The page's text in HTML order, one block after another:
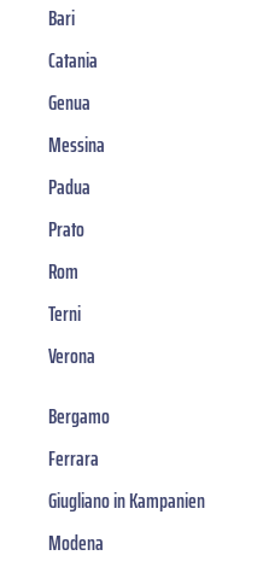
Bari
Catania
Genua
Messina
Padua
Prato
Rom
Terni
Verona
Bergamo
Ferrara
Giugliano in Kampanien
Modena